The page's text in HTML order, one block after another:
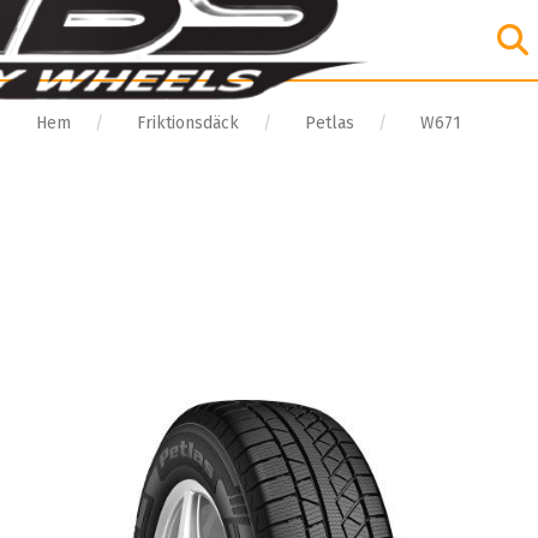
Hem Friktionsdäck Petlas W671